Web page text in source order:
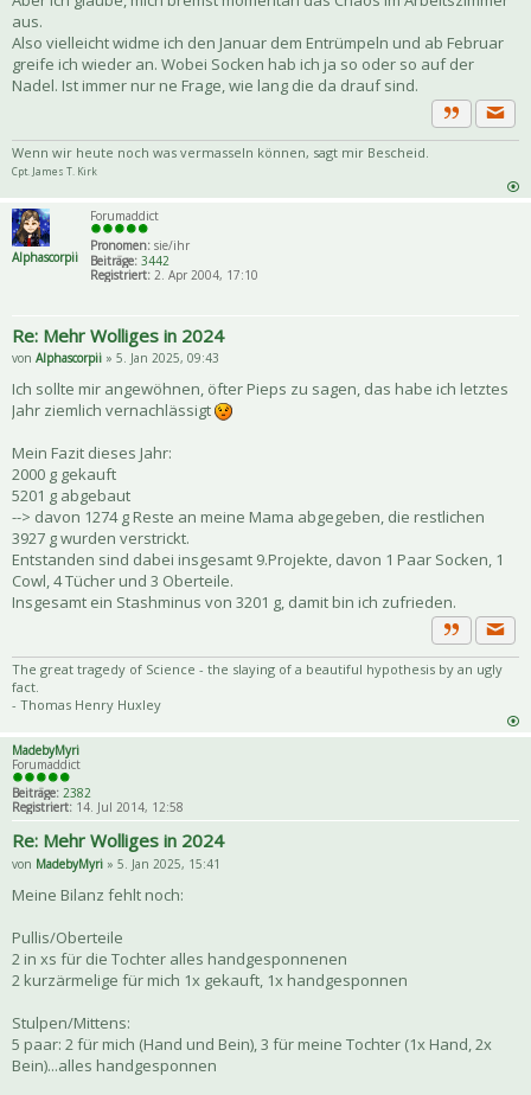
aus.
Also vielleicht widme ich den Januar dem Entrümpeln und ab Februar
greife ich wieder an. Wobei Socken hab ich ja so oder so auf der
Nadel. Ist immer nur ne Frage, wie lang die da drauf sind.
Zitat
Wenn wir heute noch was vermasseln können, sagt mir Bescheid.
Cpt. James T. Kirk
Alphascorpii
Forumaddict
Pronomen: sie/ihr
Beiträge: 3442
Registriert: 2. Apr 2004, 17:10
Re: Mehr Wolliges in 2024
von Alphascorpii » 5. Jan 2025, 09:43
Ich sollte mir angewöhnen, öfter Pieps zu sagen, das habe ich letztes
Jahr ziemlich vernachlässigt
Mein Fazit dieses Jahr:
2000 g gekauft
5201 g abgebaut
--> davon 1274 g Reste an meine Mama abgegeben, die restlichen
3927 g wurden verstrickt.
Entstanden sind dabei insgesamt 9.Projekte, davon 1 Paar Socken, 1
Cowl, 4 Tücher und 3 Oberteile.
Insgesamt ein Stashminus von 3201 g, damit bin ich zufrieden.
Zitat
The great tragedy of Science - the slaying of a beautiful hypothesis by an ugly
fact.
- Thomas Henry Huxley
MadebyMyri
Forumaddict
Beiträge: 2382
Registriert: 14. Jul 2014, 12:58
Re: Mehr Wolliges in 2024
von MadebyMyri » 5. Jan 2025, 15:41
Meine Bilanz fehlt noch:
Pullis/Oberteile
2 in xs für die Tochter alles handgesponnenen
2 kurzärmelige für mich 1x gekauft, 1x handgesponnen
Stulpen/Mittens:
5 paar: 2 für mich (Hand und Bein), 3 für meine Tochter (1x Hand, 2x
Bein)...alles handgesponnen